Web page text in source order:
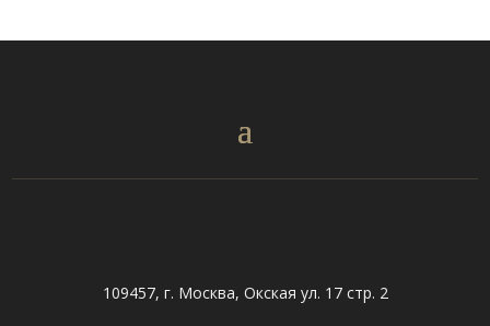
109457, г. Москва, Окская ул. 17 стр. 2